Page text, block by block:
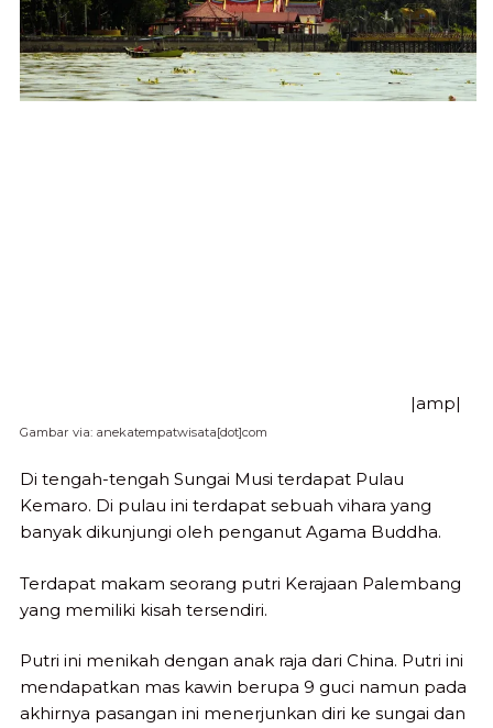
|amp|
Gambar via: anekatempatwisata[dot]com
Di tengah-tengah Sungai Musi terdapat Pulau
Kemaro. Di pulau ini terdapat sebuah vihara yang
banyak dikunjungi oleh penganut Agama Buddha.
Terdapat makam seorang putri Kerajaan Palembang
yang memiliki kisah tersendiri.
Putri ini menikah dengan anak raja dari China. Putri ini
mendapatkan mas kawin berupa 9 guci namun pada
akhirnya pasangan ini menerjunkan diri ke sungai dan